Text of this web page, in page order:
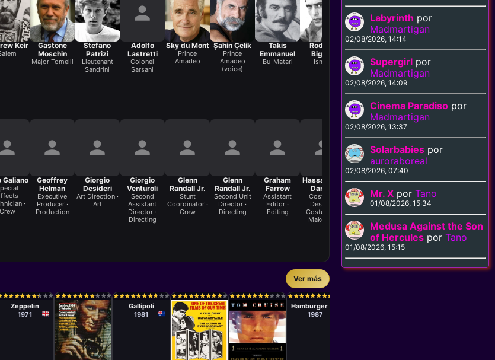
Keir
Gastone
Moschin
Major Tomelli
Stefano
Patrizi
Lieutenant
Sandrini
Adolfo
Lastretti
Colonel
Sarsani
Sky du Mont
Prince
Amadeo
Şahin Çelik
Prince
Amadeo
(voice)
Takis
Emmanuel
Bu-Matari
Rodolfo
Bigotti
Ismail
Robert
Al Fadeel Ali's Mother
Galiano
·
Crew
Geoffrey
Helman
Executive
Producer ·
Production
Giorgio
Desideri
Art Direction ·
Art
Giorgio
Venturoli
Second
Assistant
Director ·
Directing
Glenn
Randall Jr.
Stunt
Coordinator ·
Crew
Glenn
Randall Jr.
Second Unit
Director ·
Directing
Graham
Farrow
Assistant
Editor ·
Editing
Hassan Ben
Dardaf
Costume
Design ·
Costume &
Make-Up
James
Bawden
Camera
Operator ·
Camera
Jim Willis
Sound
Recordist ·
Sound
John Shirley
Ver más
★
★★
★★
★★
★★
★★
★★
★★
★★
★
Étienne Périer
Zeppelin
1971
★
★★
★★
★★
★★
★★
★★
★★
★★
★★
★★
★★
★★
★★
★★
★★
★★
★★
★★
★★
★
Peter Weir
Gallipoli
1981
★
★★
★★
★★
★★
★★
★★
★★
★★
★★
★★
★★
★★
★★
★★
★★
★★
★★
★★
★★
★★
★★
★★
★★
★★
★★
★★
★★
★
Película
John Irvin
Hamburger Hill
1987
Labyrinth por
Madmartigan
02/08/2026, 14:14
Supergirl por
Madmartigan
02/08/2026, 14:09
Cinema Paradiso por
Madmartigan
02/08/2026, 13:37
Solarbabies por
auroraboreal
02/08/2026, 07:40
Mr. X porTano
01/08/2026, 15:34
Medusa Against the Son
of Hercules porTano
01/08/2026, 15:15